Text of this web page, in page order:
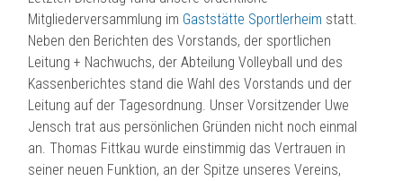
Mitgliederversammlung im Gaststätte Sportlerheim statt.
Neben den Berichten des Vorstands, der sportlichen
Leitung + Nachwuchs, der Abteilung Volleyball und des
Kassenberichtes stand die Wahl des Vorstands und der
Leitung auf der Tagesordnung. Unser Vorsitzender Uwe
Jensch trat aus persönlichen Gründen nicht noch einmal
an. Thomas Fittkau wurde einstimmig das Vertrauen in
seiner neuen Funktion, an der Spitze unseres Vereins,